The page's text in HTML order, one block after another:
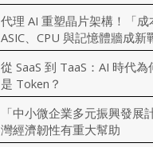
代理 AI 重塑晶片架構！「成
ASIC、CPU 與記憶體牆成新
從 SaaS 到 TaaS：AI 時代
是 Token？
「中小微企業多元振興發展
灣經濟韌性有重大幫助